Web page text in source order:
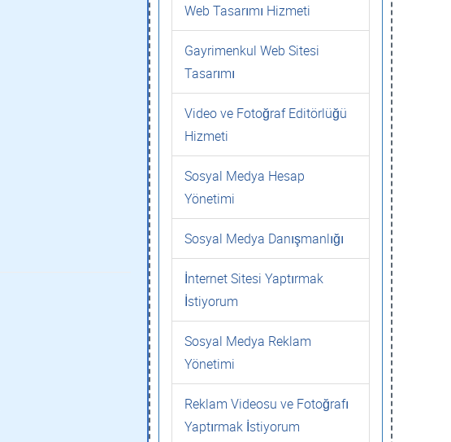
Web Tasarımı Hizmeti
Gayrimenkul Web Sitesi
Tasarımı
Video ve Fotoğraf Editörlüğü
Hizmeti
Sosyal Medya Hesap
Yönetimi
Sosyal Medya Danışmanlığı
İnternet Sitesi Yaptırmak
İstiyorum
Sosyal Medya Reklam
Yönetimi
Reklam Videosu ve Fotoğrafı
Yaptırmak İstiyorum